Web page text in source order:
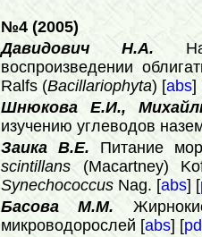
№4 (2005)
Давидович Н.А.
воспроизведении
Ralfs (Bacillariophyta) [abs]
Шнюкова Е.И.,
изучению углеводов
Заика В.Е. Питание
scintillans (Macartney)
Synechococcus Nag. [abs] [
Басова М.М.
микроводорослей [abs] [